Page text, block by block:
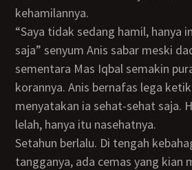
kehamilannya.
“Saya tidak sedang hamil, hanya ingin konsultasi
saja” senyum Anis sabar meski
sementara Mas Iqbal semakin
korannya. Anis bernafas lega
menyatakan ia sehat-sehat saja.
lelah, hanya itu nasehatnya.
Setahun berlalu. Di tengah kebahagiaan rumah
tangganya, ada cemas yang kian